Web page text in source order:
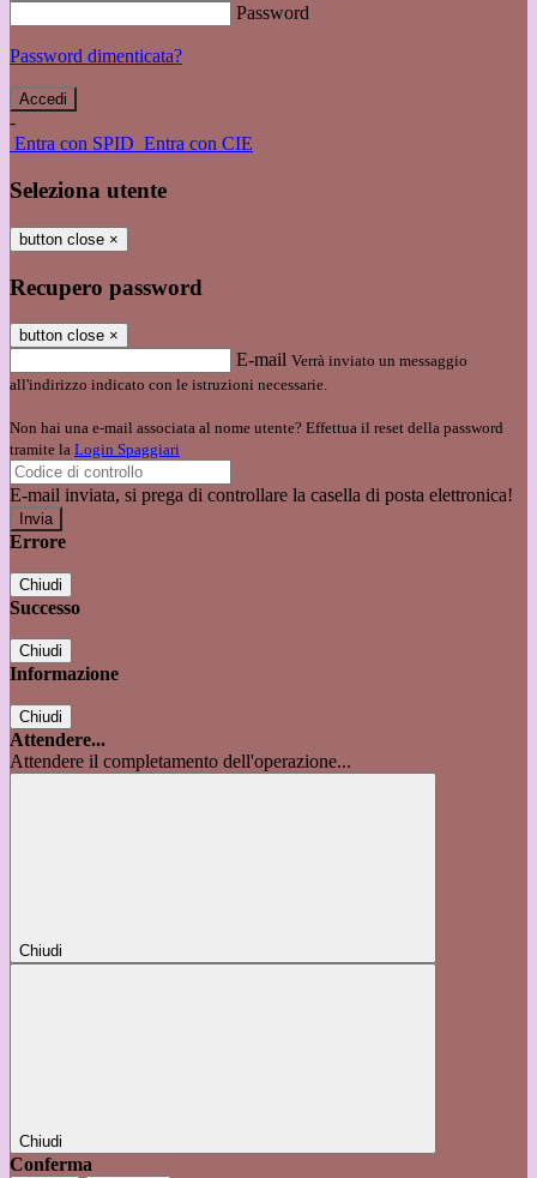
Password
Password dimenticata?
-
Entra con SPID Entra con CIE
Seleziona utente
button close ×
Recupero password
button close ×
E-mail Verrà inviato un messaggio
all'indirizzo indicato con le istruzioni necessarie.
Non hai una e-mail associata al nome utente? Effettua il reset della password
tramite la Login Spaggiari
E-mail inviata, si prega di controllare la casella di posta elettronica!
Errore
Chiudi
Successo
Chiudi
Informazione
Chiudi
Attendere...
Attendere il completamento dell'operazione...
Chiudi
Chiudi
Conferma